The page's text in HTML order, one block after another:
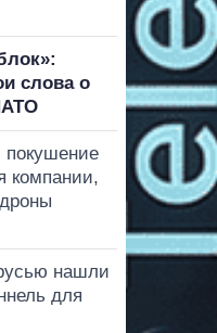
слова о
покушение
компании,
нашли
для